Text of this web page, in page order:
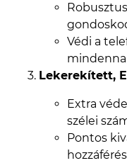
Védi a
Lekerekített,
Extra
szélei
Pontos